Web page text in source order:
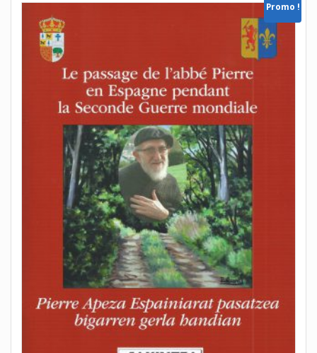
Promo !